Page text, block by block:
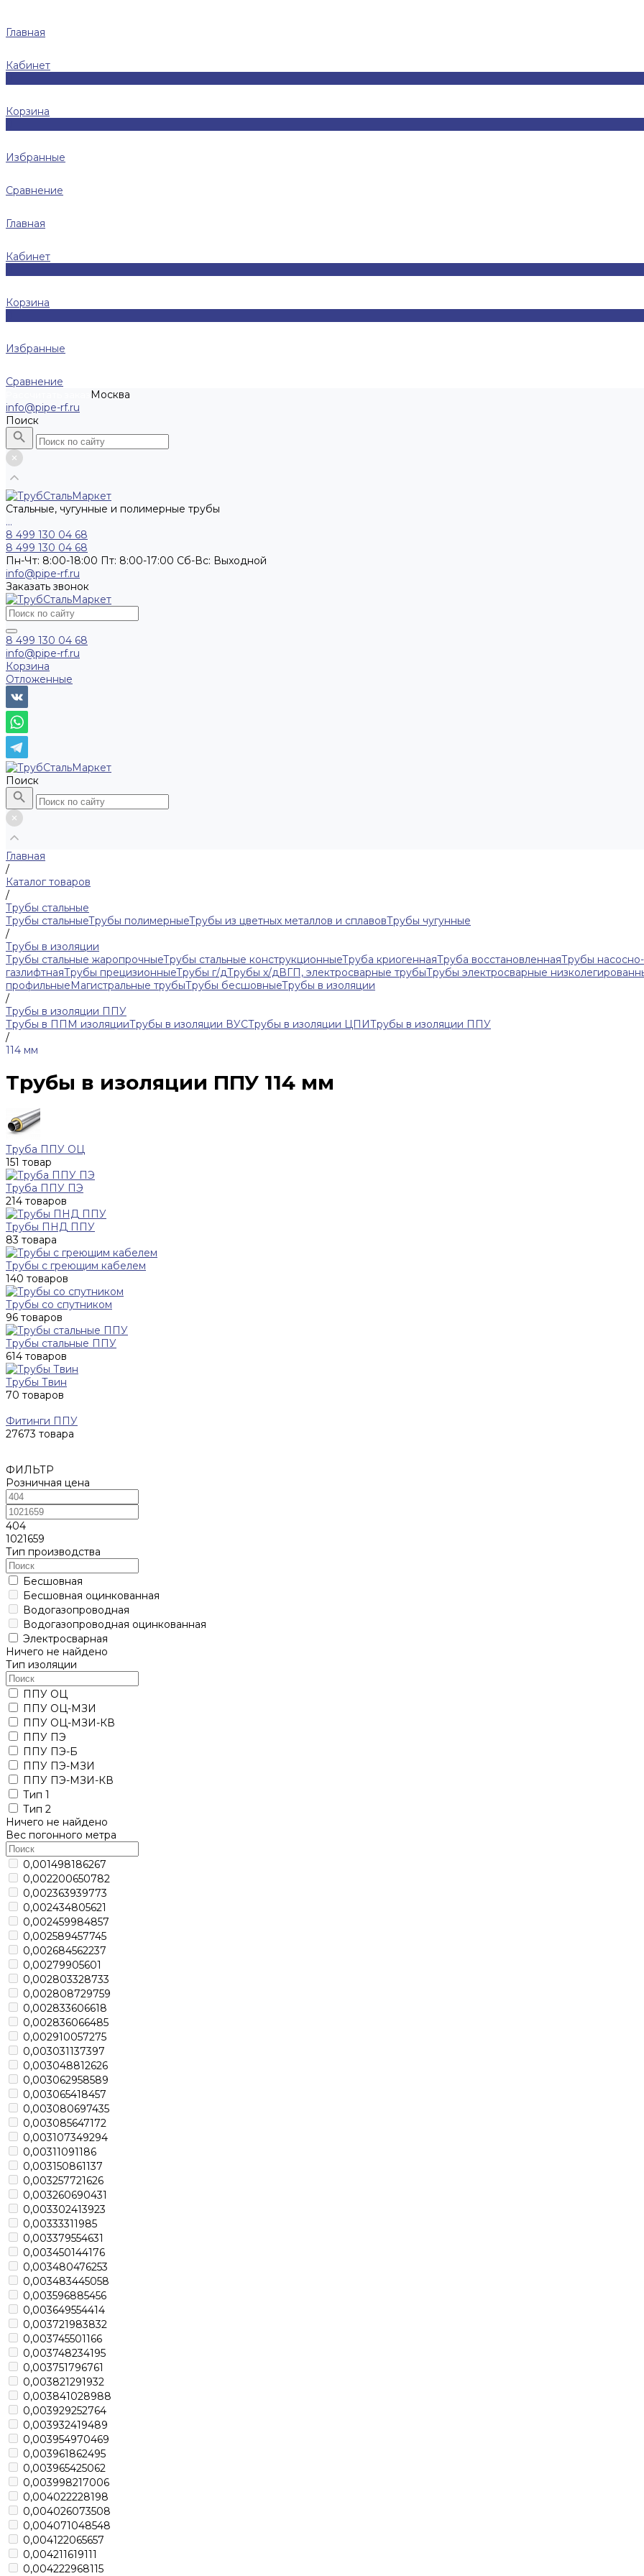
Главная
Кабинет
Корзина
Избранные
Сравнение
Главная
Кабинет
Корзина
Избранные
Сравнение
Москва
info@pipe-rf.ru
Поиск
Стальные, чугунные и полимерные трубы
...
8 499 130 04 68
8 499 130 04 68
Пн-Чт: 8:00-18:00 Пт: 8:00-17:00 Сб-Вс: Выходной
info@pipe-rf.ru
Заказать звонок
8 499 130 04 68
info@pipe-rf.ru
Корзина
Отложенные
Поиск
Главная
/
Каталог товаров
/
Трубы стальные
Трубы стальныеТрубы полимерныеТрубы из цветных металлов и сплавовТрубы чугунные
/
Трубы в изоляции
Трубы стальные жаропрочныеТрубы стальные конструкционныеТруба криогеннаяТруба восстановленнаяТрубы
газлифтнаяТрубы прецизионныеТрубы г/дТрубы х/дВГП, электросварные трубыТрубы электросварные
профильныеМагистральные трубыТрубы бесшовныеТрубы в изоляции
/
Трубы в изоляции ППУ
Трубы в ППМ изоляцииТрубы в изоляции ВУСТрубы в изоляции ЦПИТрубы в изоляции ППУ
/
114 мм
Трубы в изоляции ППУ 114 мм
Труба ППУ ОЦ
151 товар
Труба ППУ ПЭ
214 товаров
Трубы ПНД ППУ
83 товара
Трубы с греющим кабелем
140 товаров
Трубы со спутником
96 товаров
Трубы стальные ППУ
614 товаров
Трубы Твин
70 товаров
Фитинги ППУ
27673 товара
ФИЛЬТР
Розничная цена
404
1021659
Тип производства
Бесшовная
Бесшовная оцинкованная
Водогазопроводная
Водогазопроводная оцинкованная
Электросварная
Ничего не найдено
Тип изоляции
ППУ ОЦ
ППУ ОЦ-МЗИ
ППУ ОЦ-МЗИ-КВ
ППУ ПЭ
ППУ ПЭ-Б
ППУ ПЭ-МЗИ
ППУ ПЭ-МЗИ-КВ
Тип 1
Тип 2
Ничего не найдено
Вес погонного метра
0,001498186267
0,002200650782
0,002363939773
0,002434805621
0,002459984857
0,002589457745
0,002684562237
0,00279905601
0,002803328733
0,002808729759
0,002833606618
0,002836066485
0,002910057275
0,003031137397
0,003048812626
0,003062958589
0,003065418457
0,003080697435
0,003085647172
0,003107349294
0,00311091186
0,003150861137
0,003257721626
0,003260690431
0,003302413923
0,00333311985
0,003379554631
0,003450144176
0,003480476253
0,003483445058
0,003596885456
0,003649554414
0,003721983832
0,003745501166
0,003748234195
0,003751796761
0,003821291932
0,003841028988
0,003929252764
0,003932419489
0,003954970469
0,003961862495
0,003965425062
0,003998217006
0,004022228198
0,004026073508
0,004071048548
0,004122065657
0,004211619111
0,004222968115